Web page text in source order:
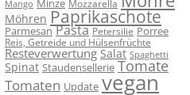
Mango Minze Mozzarella
Möhren Paprikaschote
Parmesan Pasta Petersilie Porree
Reis, Getreide und Hülsenfrüchte
Resteverwertung Salat Spaghetti
Spinat Staudensellerie Tomate
Tomaten Update vegan